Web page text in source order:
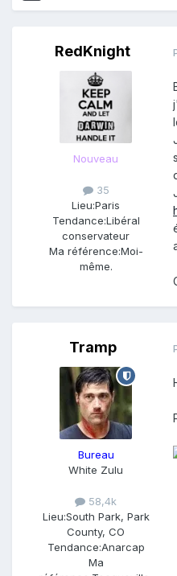
RedKnight
Nouveau
35
Lieu:Paris
Tendance:Libéral
conservateur
Ma référence:Moi-
même.
Tramp
Bureau
White Zulu
58,4k
Lieu:South Park, Park
County, CO
Tendance:Anarcap
Ma